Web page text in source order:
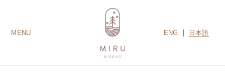
MENU ENG 日本語